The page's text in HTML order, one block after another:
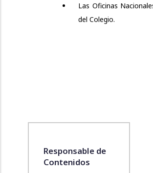
Las Oficinas
del Colegio.
Responsable de
Contenidos